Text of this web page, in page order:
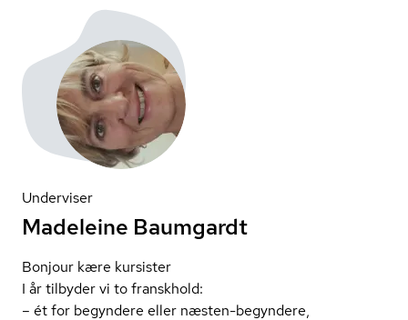
Underviser
Madeleine Baumgardt
Bonjour kære kursister
I år tilbyder vi to franskhold:
– ét for begyndere eller næsten-begyndere,